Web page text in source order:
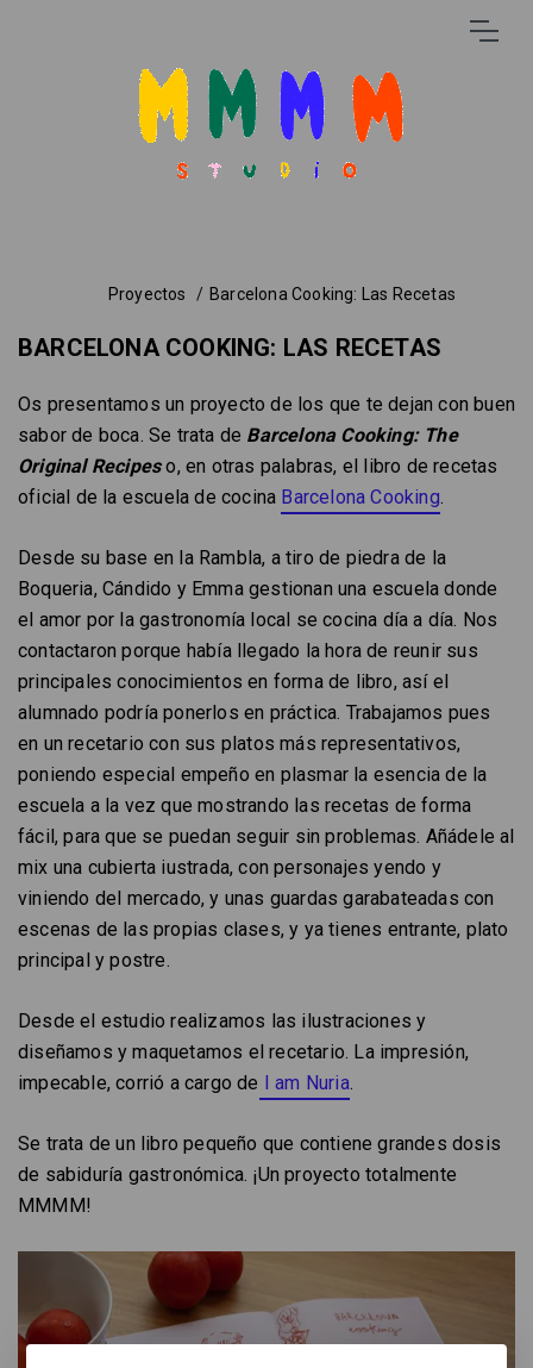
Proyectos Barcelona Cooking: Las Recetas
BARCELONA COOKING: LAS RECETAS
Os presentamos un proyecto de los que te dejan con buen
sabor de boca. Se trata de Barcelona Cooking: The
Original Recipeso, en otras palabras, el libro de recetas
oficial de la escuela de cocina Barcelona Cooking.
Desde su base en la Rambla, a tiro de piedra de la
Boqueria, Cándido y Emma gestionan una escuela donde
el amor por la gastronomía local se cocina día a día. Nos
contactaron porque había llegado la hora de reunir sus
principales conocimientos en forma de libro, así el
alumnado podría ponerlos en práctica. Trabajamos pues
en un recetario con sus platos más representativos,
poniendo especial empeño en plasmar la esencia de la
escuela a la vez que mostrando las recetas de forma
fácil, para que se puedan seguir sin problemas. Añádele al
mix una cubierta iustrada, con personajes yendo y
viniendo del mercado, y unas guardas garabateadas con
escenas de las propias clases, y ya tienes entrante, plato
principal y postre.
Desde el estudio realizamos las ilustraciones y
diseñamos y maquetamos el recetario. La impresión,
impecable, corrió a cargo de I am Nuria.
Se trata de un libro pequeño que contiene grandes dosis
de sabiduría gastronómica. ¡Un proyecto totalmente
MMMM!